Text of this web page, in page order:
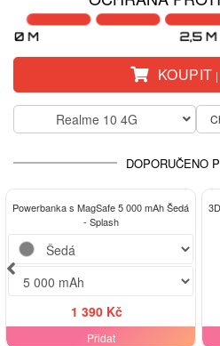
KOUPIT |
Realme 10 4G
DOPORUČENO
Powerbanka s MagSafe 5 000 mAh Šedá
- Splash
1 390 Kč
Přidat